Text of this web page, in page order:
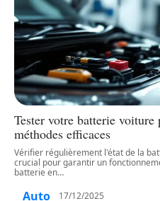
Tester votre batterie
méthodes efficaces
Vérifier régulièrement l'état de la
crucial pour garantir un
batterie en…
Auto 17/12/2025